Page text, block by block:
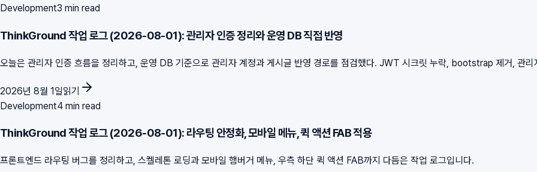
Development3 min read
ThinkGround 작업 로그 (2026-08-01): 관리자 인증 정리와 운영 DB 직접 반영
오늘은 관리자 인증 흐름을 정리하고, 운영 DB 기준으로 관리자 계정과 게시글 반영 경로를 점검했다. JWT 시크릿 누락, bootstrap 제거, 관리
2026년 8월 1일읽기
Development4 min read
ThinkGround 작업 로그 (2026-08-01): 라우팅 안정화, 모바일 메뉴, 퀵 액션 FAB 적용
프론트엔드 라우팅 버그를 정리하고, 스켈레톤 로딩과 모바일 햄버거 메뉴, 우측 하단 퀵 액션 FAB까지 다듬은 작업 로그입니다.